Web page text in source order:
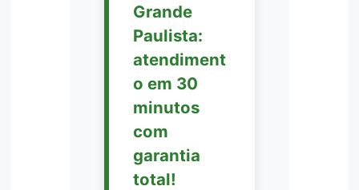
Grande
Paulista:
atendiment
o em 30
minutos
com
garantia
total!